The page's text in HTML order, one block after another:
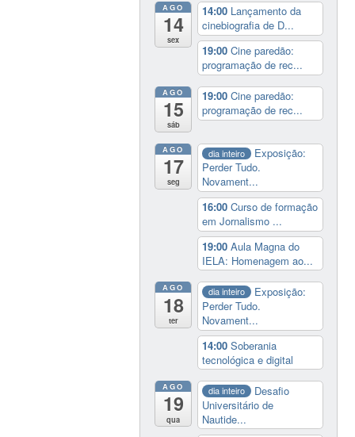
AGO
14
sex
14:00 Lançamento da
cinebiografia de D...
19:00Cine paredão:
programação de rec...
AGO
15
sáb
19:00Cine paredão:
programação de rec...
AGO
17
seg
dia inteiro
Exposição:
Perder Tudo.
Novament...
16:00Curso de formação
em Jornalismo ...
19:00Aula Magna do
IELA: Homenagem ao...
AGO
18
ter
dia inteiro
Exposição:
Perder Tudo.
Novament...
14:00Soberania
tecnológica e digital
AGO
19
qua
dia inteiro
Desafio
Universitário de
Nautide...